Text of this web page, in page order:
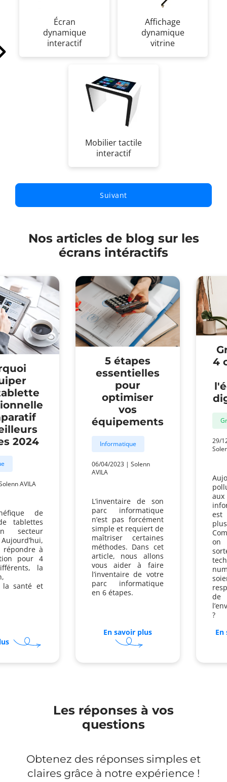
Écran
dynamique
interactif
Affichage
dynamique
vitrine
Mobilier tactile
interactif
Nos articles de blog sur les
écrans intéractifs
2024
AVILA
de
tablettes
secteur
répondre à
pour 4
la
la santé et
sur
Pourquoi
5 étapes
essentielles
pour
optimiser
vos
équipements
Informatique
06/04/2023| Solenn
AVILA
L’inventaire de son
parc informatique
n’est pas forcément
simple et requiert de
maîtriser certaines
méthodes. Dans cet
article, nous allons
vous aider à faire
l’inventaire de votre
parc informatique
en 6 étapes.
En savoir plussur
4
29/
on
de
?
En
Les réponses à vos
questions
Obtenez des réponses simples et
claires grâce à notre expérience !